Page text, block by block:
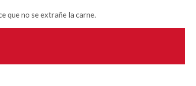
que no se extrañe la carne.